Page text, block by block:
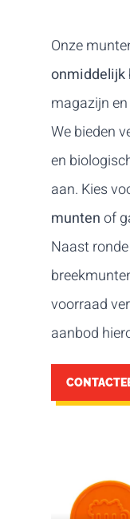
Onze
onmiddelijk
magazijn
We bieden
en
aan. Kies
muntenof
Naast
voorraad
aanbod